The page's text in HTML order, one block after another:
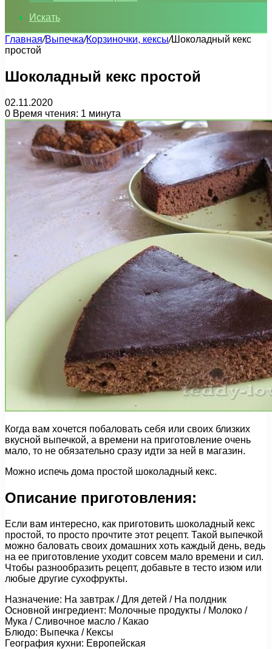
Искать
Главная/Выпечка/Корзиночки, кексы/Шоколадный кекс
простой
Шоколадный кекс простой
02.11.2020
0 Время чтения: 1 минута
Когда вам хочется побаловать себя или своих близких
вкусной выпечкой, а времени на приготовление очень
мало, то не обязательно сразу идти за ней в магазин.
Можно испечь дома простой шоколадный кекс.
Описание приготовления:
Если вам интересно, как приготовить шоколадный кекс
простой, то просто прочтите этот рецепт. Такой выпечкой
можно баловать своих домашних хоть каждый день, ведь
на ее приготовление уходит совсем мало времени и сил.
Чтобы разнообразить рецепт, добавьте в тесто изюм или
любые другие сухофрукты.
Назначение: На завтрак / Для детей / На полдник
Основной ингредиент: Молочные продукты / Молоко /
Мука / Сливочное масло / Какао
Блюдо: Выпечка / Кексы
География кухни: Европейская